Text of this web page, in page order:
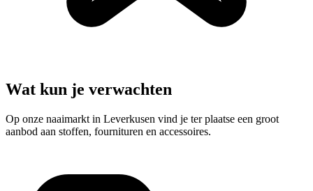
Wat kun je verwachten
Op onze naaimarkt in Leverkusen vind je ter plaatse een groot
aanbod aan stoffen, fournituren en accessoires.